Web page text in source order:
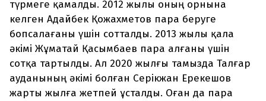
түрмеге қамалды. 2012 жылы оның орнына
келген Адайбек Қожахметов пара беруге
бопсалағаны үшін сотталды. 2013 жылы қала
әкімі Жұматай Қасымбаев пара алғаны үшін
сотқа тартылды. Ал 2020 жылғы тамызда Талғар
ауданының әкімі болған Серікжан Ерекешов
жарты жылға жетпей ұсталды. Оған да пара